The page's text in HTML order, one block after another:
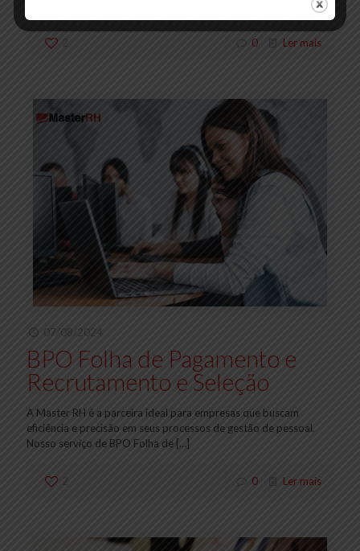
2 0 Ler mais
07/08/2024
BPO Folha de Pagamento e
Recrutamento e Seleção
A Master RH é a parceira ideal para empresas que buscam
eficiência e precisão em seus processos de gestão de pessoal.
Nosso serviço de BPO Folha de […]
2 0 Ler mais